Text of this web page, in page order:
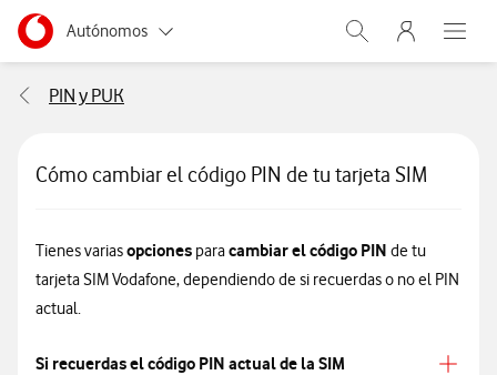
Ir a la pagina principal de vodafone.es
Menu navegación Segmento
Autónomos
Pymes
Abrir buscador.
Menu
Abre
PIN y PUK
Cómo cambiar el código PIN de tu tarjeta SIM
Tienes variasopciones paracambiar el código PIN de tu
tarjeta SIM Vodafone, dependiendo de si recuerdas o no el PIN
actual.
Si recuerdas el código PIN actual de la SIM